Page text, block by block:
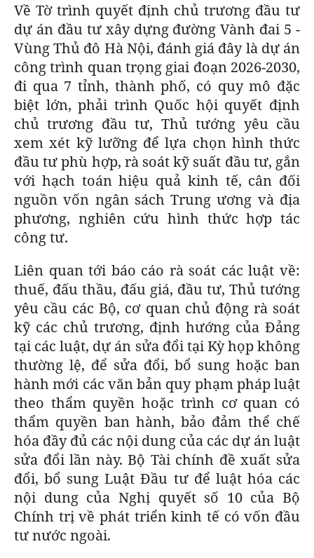
Về Tờ trình quyết định chủ trương đầu tư
dự án đầu tư xây dựng đường Vành đai 5 -
Vùng Thủ đô Hà Nội, đánh giá đây là dự án
công trình quan trọng giai đoạn 2026-2030,
đi qua 7 tỉnh, thành phố, có quy mô đặc
biệt lớn, phải trình Quốc hội quyết định
chủ trương đầu tư, Thủ tướng yêu cầu
xem xét kỹ lưỡng để lựa chọn hình thức
đầu tư phù hợp, rà soát kỹ suất đầu tư, gắn
với hạch toán hiệu quả kinh tế, cân đối
nguồn vốn ngân sách Trung ương và địa
phương, nghiên cứu hình thức hợp tác
công tư.
Liên quan tới báo cáo rà soát các luật về:
thuế, đấu thầu, đấu giá, đầu tư, Thủ tướng
yêu cầu các Bộ, cơ quan chủ động rà soát
kỹ các chủ trương, định hướng của Đảng
tại các luật, dự án sửa đổi tại Kỳ họp không
thường lệ, để sửa đổi, bổ sung hoặc ban
hành mới các văn bản quy phạm pháp luật
theo thẩm quyền hoặc trình cơ quan có
thẩm quyền ban hành, bảo đảm thể chế
hóa đầy đủ các nội dung của các dự án luật
sửa đổi lần này. Bộ Tài chính đề xuất sửa
đổi, bổ sung Luật Đầu tư để luật hóa các
nội dung của Nghị quyết số 10 của Bộ
Chính trị về phát triển kinh tế có vốn đầu
tư nước ngoài.